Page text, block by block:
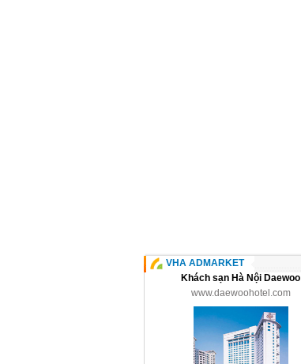
VHA ADMARKET
Khách sạn Hà Nội Daewoo
www.daewoohotel.com